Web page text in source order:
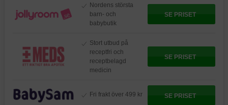
Nordens största
barn- och
babybutik
SE PRISET
Stort utbud på
receptfri och
receptbelagd
medicin
SE PRISET
Fri frakt över 499 kr SE PRISET